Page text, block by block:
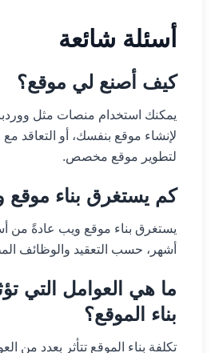
أسئلة شائعة
كيف أصنع لي موقع؟
يمكنك استخدام منصات مثل
لإنشاء موقع بنفسك، أو
لتطوير موقع مخصص.
كم يستغرق بناء موقع
يستغرق بناء موقع ويب عادةً من
أشهر، حسب التعقيد والوظائف
ما هي العوامل التي
بناء الموقع؟
تكلفة بناء الموقع تتأثر بعدد من